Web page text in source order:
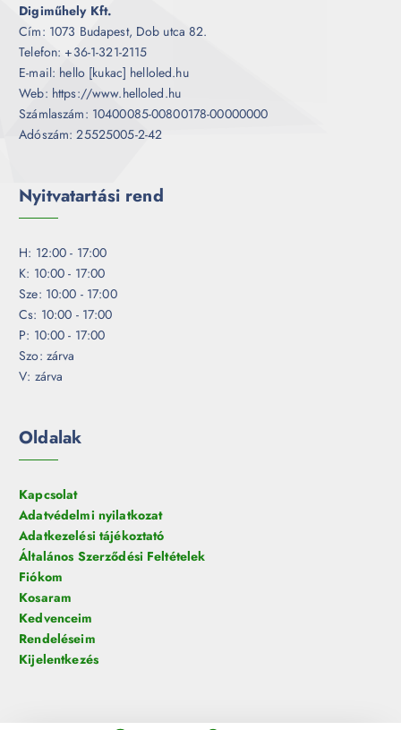
Digiműhely Kft.
Cím: 1073 Budapest, Dob utca 82.
Telefon: +36-1-321-2115
E-mail: hello [kukac] helloled.hu
Web: https://www.helloled.hu
Számlaszám: 10400085-00800178-00000000
Adószám: 25525005-2-42
Nyitvatartási rend
H: 12:00 - 17:00
K: 10:00 - 17:00
Sze: 10:00 - 17:00
Cs: 10:00 - 17:00
P: 10:00 - 17:00
Szo: zárva
V: zárva
Oldalak
Kapcsolat
Adatvédelmi nyilatkozat
Adatkezelési tájékoztató
Általános Szerződési Feltételek
Fiókom
Kosaram
Kedvenceim
Rendeléseim
Kijelentkezés